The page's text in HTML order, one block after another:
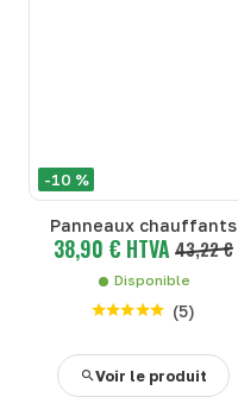
-10 %
Panneaux chauffants
38,90 € HTVA 43,22 €
Disponible
(5)
Voir le produit